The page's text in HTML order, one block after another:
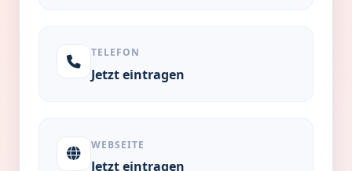
TELEFON
Jetzt eintragen
WEBSEITE
Jetzt eintragen